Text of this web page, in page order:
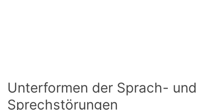
Unterformen der Sprach- und
Sprechstörungen